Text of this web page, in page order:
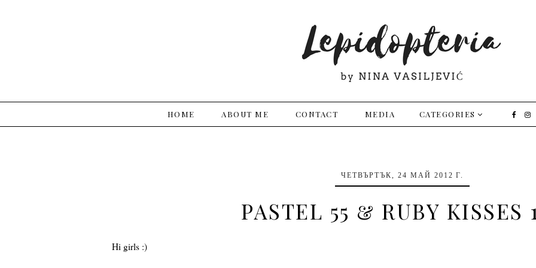
HOME ABOUT ME CONTACT MEDIA CATEGORIES
ЧЕТВЪРТЪК, 24 МАЙ 2012 Г.
PASTEL 55 & RUBY KISSES
Hi girls :)